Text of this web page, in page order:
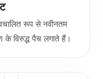
रूप से नवीनतम
विरुद्ध पैच लगाते हैं।